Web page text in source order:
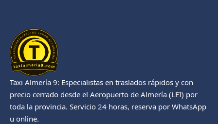
Taxi Almería 9: Especialistas en traslados rápidos y con
precio cerrado desde el Aeropuerto de Almería (LEI) por
toda la provincia. Servicio 24 horas, reserva por WhatsApp
u online.